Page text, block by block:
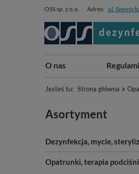
OSS sp. z o.o. Adres: ul.
O nas
Jesteś tu: Strona główna
Asortyment
Dezynfekcja, mycie,
Opatrunki, terapia